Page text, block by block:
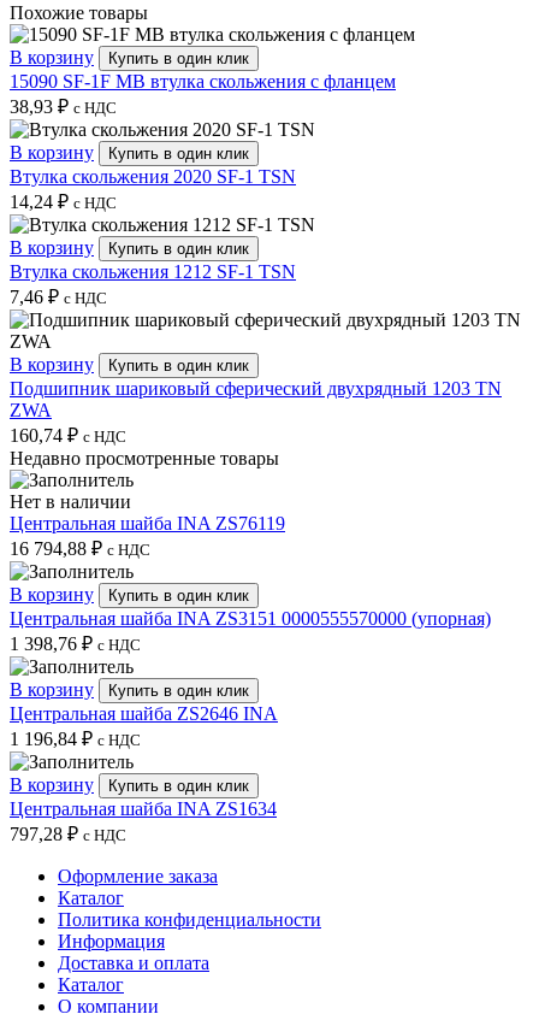
Похожие товары
В корзину Купить в один клик
15090 SF-1F MB втулка скольжения с фланцем
38,93 ₽ с НДС
В корзину Купить в один клик
Втулка скольжения 2020 SF-1 TSN
14,24 ₽ с НДС
В корзину Купить в один клик
Втулка скольжения 1212 SF-1 TSN
7,46 ₽ с НДС
В корзину Купить в один клик
Подшипник шариковый сферический двухрядный 1203 TN
ZWA
160,74 ₽ с НДС
Недавно просмотренные товары
Нет в наличии
Центральная шайба INA ZS76119
16 794,88 ₽ с НДС
В корзину Купить в один клик
Центральная шайба INA ZS3151 0000555570000 (упорная)
1 398,76 ₽ с НДС
В корзину Купить в один клик
Центральная шайба ZS2646 INA
1 196,84 ₽ с НДС
В корзину Купить в один клик
Центральная шайба INA ZS1634
797,28 ₽ с НДС
Оформление заказа
Каталог
Политика конфиденциальности
Информация
Доставка и оплата
Каталог
О компании